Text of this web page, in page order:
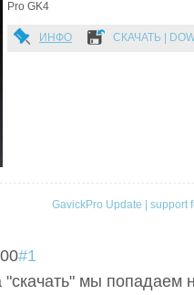
Pro GK4
ИНФО СКАЧАТЬ |
GavickPro Update | support
#1
мы попадаем